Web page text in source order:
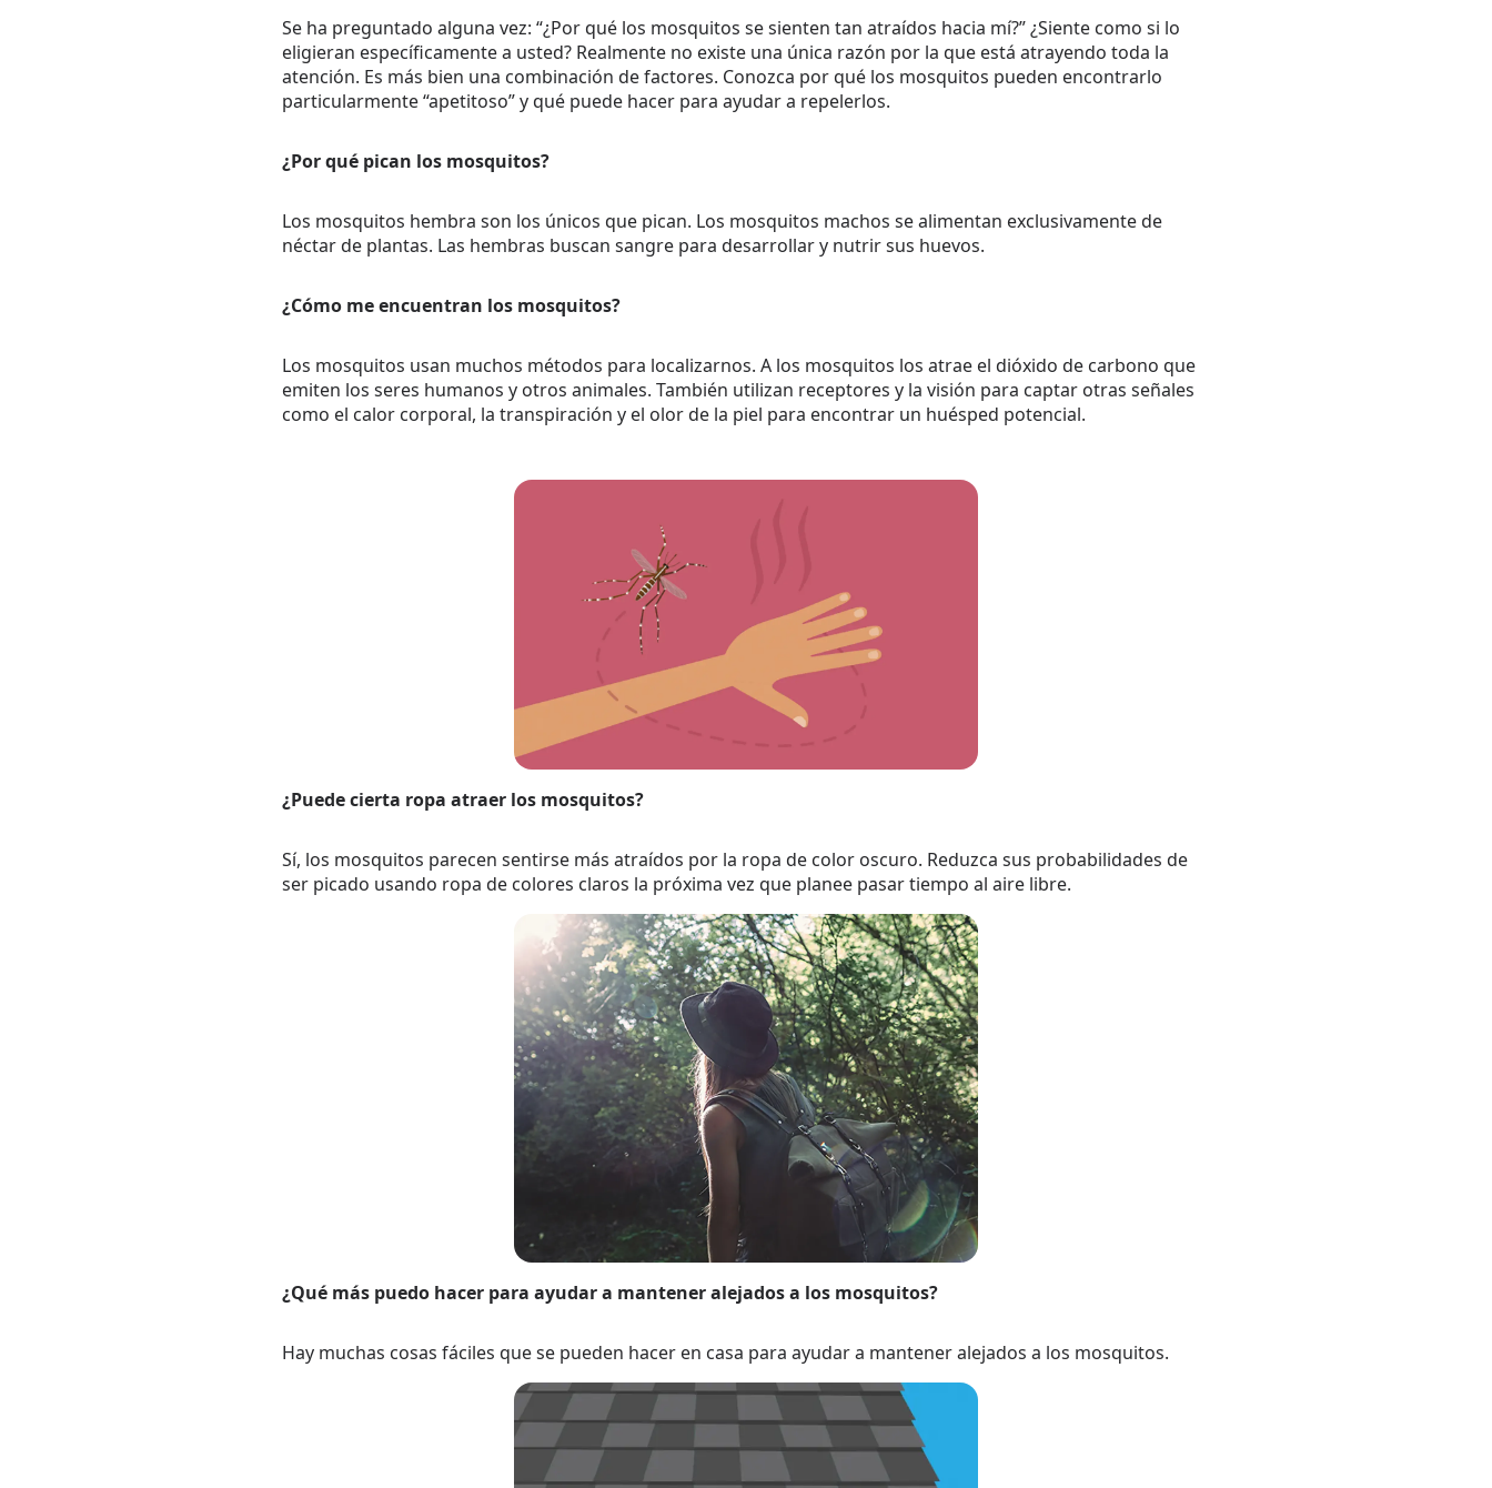
Se ha preguntado alguna vez: “¿Por qué los mosquitos se sienten tan atraídos hacia mí?” ¿Siente como si lo
eligieran específicamente a usted? Realmente no existe una única razón por la que está atrayendo toda la
atención. Es más bien una combinación de factores. Conozca por qué los mosquitos pueden encontrarlo
particularmente “apetitoso” y qué puede hacer para ayudar a repelerlos.
¿Por qué pican los mosquitos?
Los mosquitos hembra son los únicos que pican. Los mosquitos machos se alimentan exclusivamente de
néctar de plantas. Las hembras buscan sangre para desarrollar y nutrir sus huevos.
¿Cómo me encuentran los mosquitos?
Los mosquitos usan muchos métodos para localizarnos. A los mosquitos los atrae el dióxido de carbono que
emiten los seres humanos y otros animales. También utilizan receptores y la visión para captar otras señales
como el calor corporal, la transpiración y el olor de la piel para encontrar un huésped potencial.
¿Puede cierta ropa atraer los mosquitos?
Sí, los mosquitos parecen sentirse más atraídos por la ropa de color oscuro. Reduzca sus probabilidades de
ser picado usando ropa de colores claros la próxima vez que planee pasar tiempo al aire libre.
¿Qué más puedo hacer para ayudar a mantener alejados a los mosquitos?
Hay muchas cosas fáciles que se pueden hacer en casa para ayudar a mantener alejados a los mosquitos.